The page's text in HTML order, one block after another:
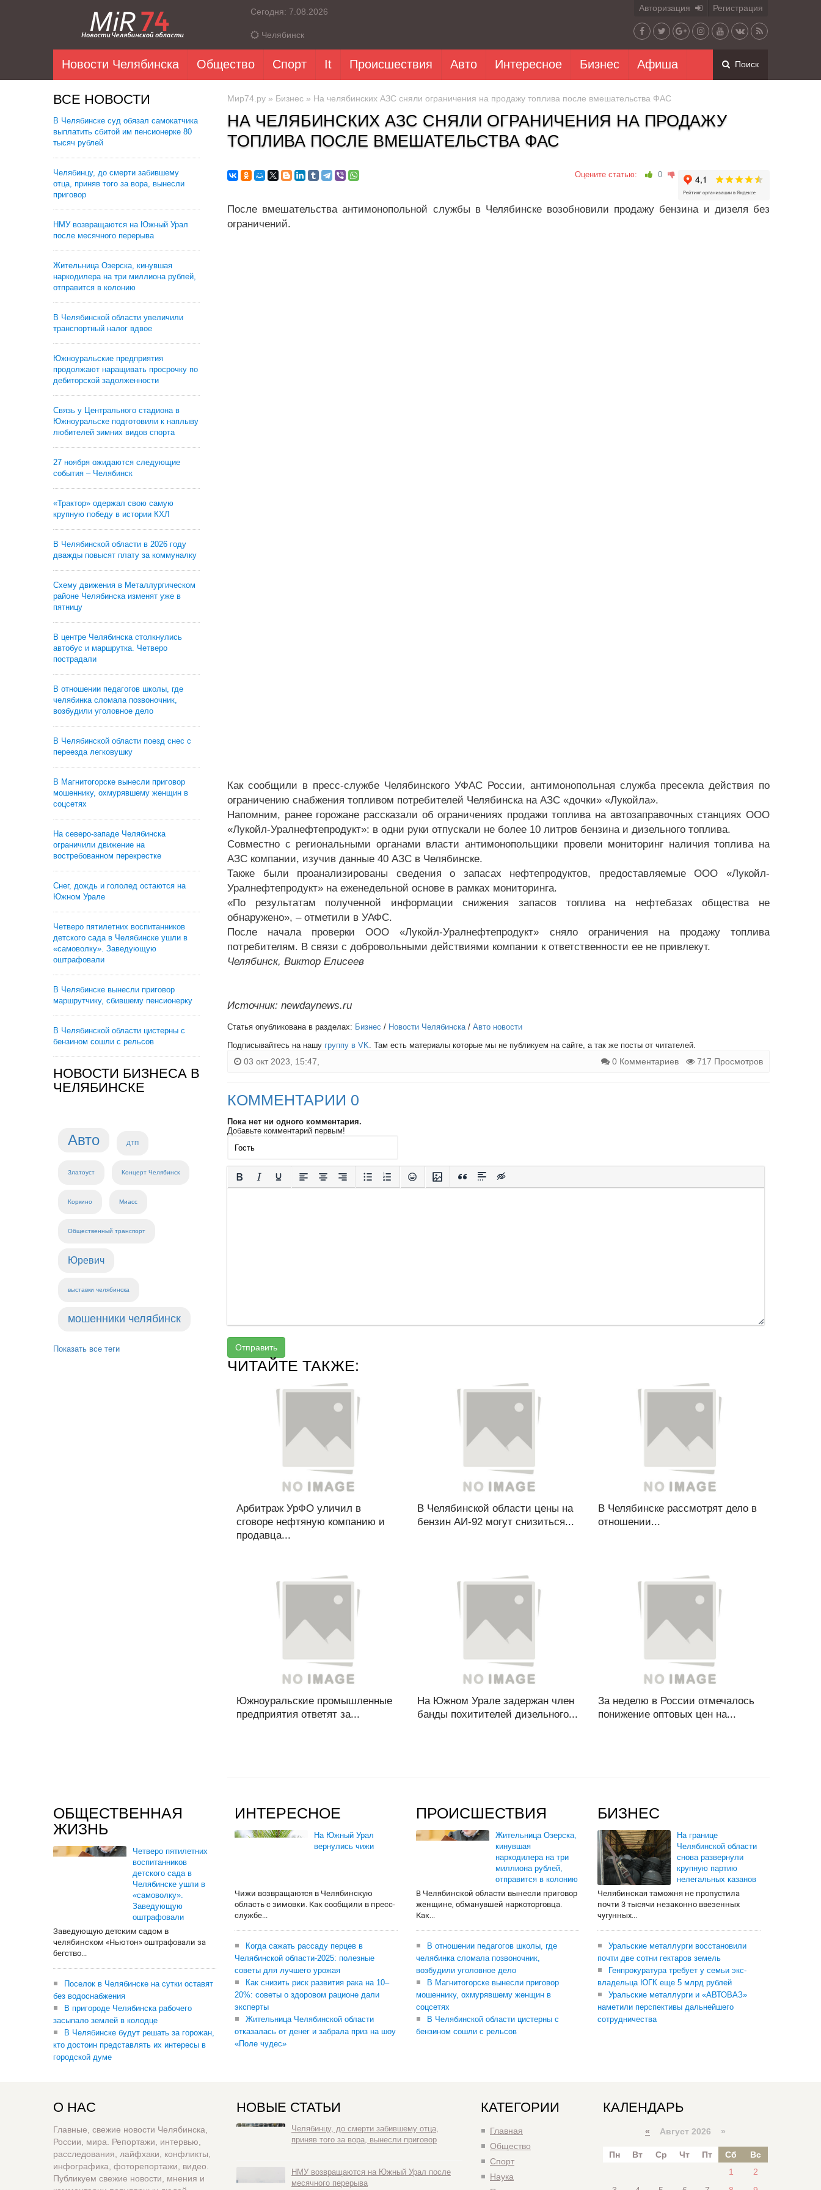
Сегодня: 7.08.2026
Челябинск
Авторизация Регистрация
Новости Челябинска Общество Спорт It Происшествия Авто Интересное Бизнес Афиша Поиск
ВСЕ НОВОСТИ
В Челябинске суд обязал самокатчика
выплатить сбитой им пенсионерке 80
тысяч рублей
Челябинцу, до смерти забившему
отца, приняв того за вора, вынесли
приговор
НМУ возвращаются на Южный Урал
после месячного перерыва
Жительница Озерска, кинувшая
наркодилера на три миллиона рублей,
отправится в колонию
В Челябинской области увеличили
транспортный налог вдвое
Южноуральские предприятия
продолжают наращивать просрочку по
дебиторской задолженности
Связь у Центрального стадиона в
Южноуральске подготовили к наплыву
любителей зимних видов спорта
27 ноября ожидаются следующие
события – Челябинск
«Трактор» одержал свою самую
крупную победу в истории КХЛ
В Челябинской области в 2026 году
дважды повысят плату за коммуналку
Схему движения в Металлургическом
районе Челябинска изменят уже в
пятницу
В центре Челябинска столкнулись
автобус и маршрутка. Четверо
пострадали
В отношении педагогов школы, где
челябинка сломала позвоночник,
возбудили уголовное дело
В Челябинской области поезд снес с
переезда легковушку
В Магнитогорске вынесли приговор
мошеннику, охмурявшему женщин в
соцсетях
На северо-западе Челябинска
ограничили движение на
востребованном перекрестке
Снег, дождь и гололед остаются на
Южном Урале
Четверо пятилетних воспитанников
детского сада в Челябинске ушли в
«самоволку». Заведующую
оштрафовали
В Челябинске вынесли приговор
маршрутчику, сбившему пенсионерку
В Челябинской области цистерны с
бензином сошли с рельсов
НОВОСТИ БИЗНЕСА В
ЧЕЛЯБИНСКЕ
Авто ДТП
Златоуст Концерт Челябинск
Коркино Миасс
Общественный транспорт
Юревич
выставки челябинска
мошенники челябинск
Показать все теги
Мир74.ру » Бизнес » На челябинских АЗС сняли ограничения на продажу топлива после вмешательства ФАС
НА ЧЕЛЯБИНСКИХ АЗС СНЯЛИ ОГРАНИЧЕНИЯ НА ПРОДАЖУ
ТОПЛИВА ПОСЛЕ ВМЕШАТЕЛЬСТВА ФАС
Оцените статью: 0
После вмешательства антимонопольной службы в Челябинске возобновили продажу бензина и дизеля без
ограничений.
Как сообщили в пресс-службе Челябинского УФАС России, антимонопольная служба пресекла действия по
ограничению снабжения топливом потребителей Челябинска на АЗС «дочки» «Лукойла».
Напомним, ранее горожане рассказали об ограничениях продажи топлива на автозаправочных станциях ООО
«Лукойл-Уралнефтепродукт»: в одни руки отпускали не более 10 литров бензина и дизельного топлива.
Совместно с региональными органами власти антимонопольщики провели мониторинг наличия топлива на
АЗС компании, изучив данные 40 АЗС в Челябинске.
Также были проанализированы сведения о запасах нефтепродуктов, предоставляемые ООО «Лукойл-
Уралнефтепродукт» на еженедельной основе в рамках мониторинга.
«По результатам полученной информации снижения запасов топлива на нефтебазах общества не
обнаружено», – отметили в УАФС.
После начала проверки ООО «Лукойл-Уралнефтепродукт» сняло ограничения на продажу топлива
потребителям. В связи с добровольными действиями компании к ответственности ее не привлекут.
Челябинск, Виктор Елисеев
Источник: newdaynews.ru
Статья опубликована в разделах: Бизнес / Новости Челябинска/ Авто новости
Подписывайтесь на нашу группу в VK. Там есть материалы которые мы не публикуем на сайте, а так же посты от читателей.
03 окт 2023, 15:47, 0 Комментариев 717 Просмотров
КОММЕНТАРИИ 0
Пока нет ни одного комментария.
Добавьте комментарий первым!
Отправить
ЧИТАЙТЕ ТАКЖЕ:
Арбитраж УрФО уличил в
сговоре нефтяную компанию и
продавца...
В Челябинской области цены на
бензин АИ-92 могут снизиться...
В Челябинске рассмотрят дело в
отношении...
Южноуральские промышленные
предприятия ответят за...
На Южном Урале задержан член
банды похитителей дизельного...
За неделю в России отмечалось
понижение оптовых цен на...
ОБЩЕСТВЕННАЯ
ЖИЗНЬ
Четверо пятилетних
воспитанников
детского сада в
Челябинске ушли в
«самоволку».
Заведующую
оштрафовали
Заведующую детским садом в
челябинском «Ньютон» оштрафовали за
бегство...
Поселок в Челябинске на сутки оставят
без водоснабжения
В пригороде Челябинска рабочего
засыпало землей в колодце
В Челябинске будут решать за горожан,
кто достоин представлять их интересы в
городской думе
ИНТЕРЕСНОЕ
На Южный Урал
вернулись чижи
Чижи возвращаются в Челябинскую
область с зимовки. Как сообщили в пресс-
службе...
Когда сажать рассаду перцев в
Челябинской области-2025: полезные
советы для лучшего урожая
Как снизить риск развития рака на 10–
20%: советы о здоровом рационе дали
эксперты
Жительница Челябинской области
отказалась от денег и забрала приз на шоу
«Поле чудес»
ПРОИСШЕСТВИЯ
Жительница Озерска,
кинувшая
наркодилера на три
миллиона рублей,
отправится в колонию
В Челябинской области вынесли приговор
женщине, обманувшей наркоторговца.
Как...
В отношении педагогов школы, где
челябинка сломала позвоночник,
возбудили уголовное дело
В Магнитогорске вынесли приговор
мошеннику, охмурявшему женщин в
соцсетях
В Челябинской области цистерны с
бензином сошли с рельсов
БИЗНЕС
На границе
Челябинской области
снова развернули
крупную партию
нелегальных казанов
Челябинская таможня не пропустила
почти 3 тысячи незаконно ввезенных
чугунных...
Уральские металлурги восстановили
почти две сотни гектаров земель
Генпрокуратура требует у семьи экс-
владельца ЮГК еще 5 млрд рублей
Уральские металлурги и «АВТОВАЗ»
наметили перспективы дальнейшего
сотрудничества
О НАС
Главные, свежие новости Челябинска,
России, мира. Репортажи, интервью,
расследования, лайфхаки, конфликты,
инфографика, фоторепортажи, видео.
Публикуем свежие новости, мнения и
НОВЫЕ СТАТЬИ
Челябинцу, до смерти забившему отца,
приняв того за вора, вынесли приговор
НМУ возвращаются на Южный Урал после
месячного перерыва
КАТЕГОРИИ
Главная
Общество
Спорт
Наука
КАЛЕНДАРЬ
« Август 2026 »
Пн Вт Ср Чт Пт Сб
Вс
1
2